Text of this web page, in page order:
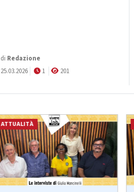
di Redazione
25.03.2026
1 201
ATTUALITÀ